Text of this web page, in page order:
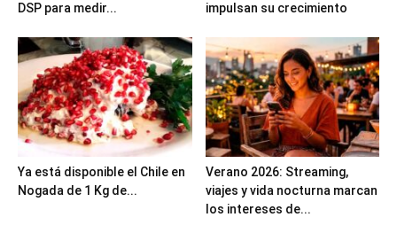
DSP para medir...
impulsan su crecimiento
Ya está disponible el Chile en
Nogada de 1 Kg de...
Verano 2026: Streaming,
viajes y vida nocturna marcan
los intereses de...